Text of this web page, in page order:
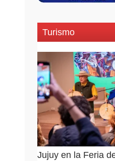
Turismo
Jujuy en la Feria